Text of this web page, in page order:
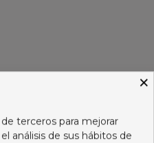
×
terceros para mejorar
análisis de sus hábitos de